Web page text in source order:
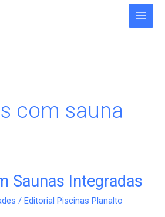
com sauna
Saunas Integradas
/Editorial Piscinas Planalto